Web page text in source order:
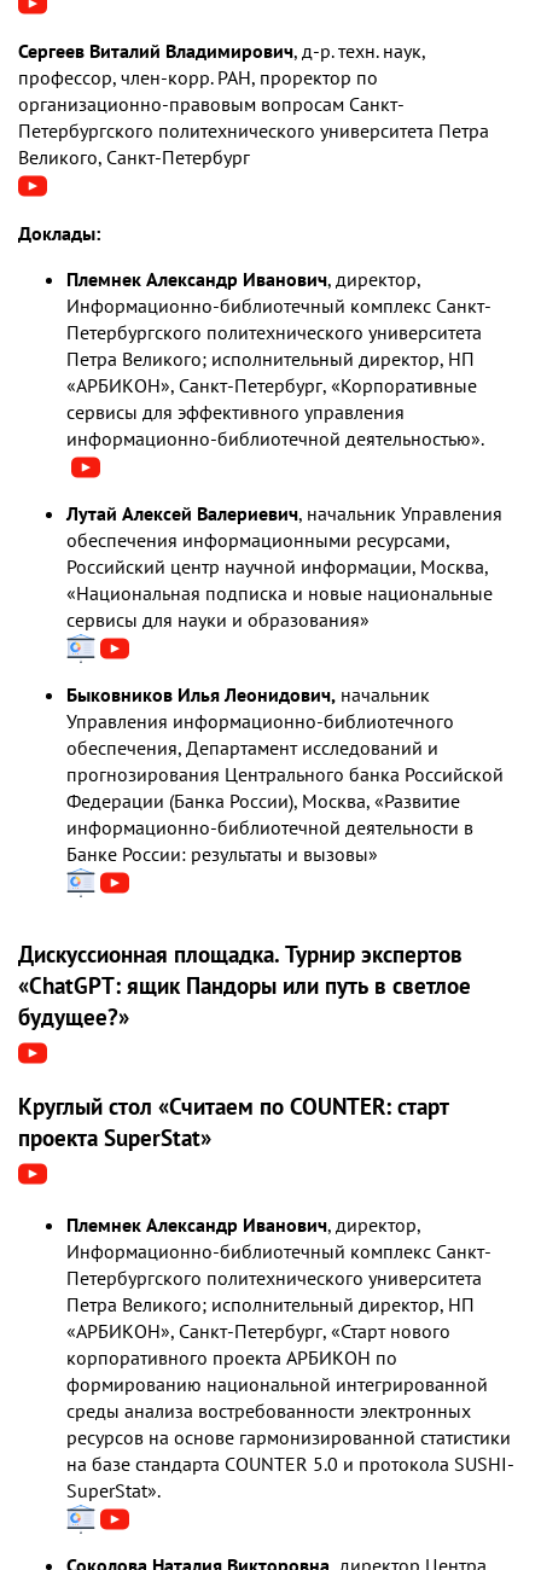
Сергеев Виталий Владимирович, д-р. техн. наук,
профессор, член-корр. РАН, проректор по
организационно-правовым вопросам Санкт-
Петербургского политехнического университета Петра
Великого, Санкт-Петербург
Доклады:
Племнек Александр Иванович, директор,
Информационно-библиотечный комплекс Санкт-
Петербургского политехнического университета
Петра Великого; исполнительный директор, НП
«АРБИКОН», Санкт-Петербург, «Корпоративные
сервисы для эффективного управления
информационно-библиотечной деятельностью».
Лутай Алексей Валериевич, начальник Управления
обеспечения информационными ресурсами,
Российский центр научной информации, Москва,
«Национальная подписка и новые национальные
сервисы для науки и образования»
Быковников Илья Леонидович, начальник
Управления информационно-библиотечного
обеспечения, Департамент исследований и
прогнозирования Центрального банка Российской
Федерации (Банка России), Москва, «Развитие
информационно-библиотечной деятельности в
Банке России: результаты и вызовы»
Дискуссионная площадка. Турнир экспертов
«ChatGPT: ящик Пандоры или путь в светлое
будущее?»
Круглый стол «Считаем по COUNTER: старт
проекта SuperStat»
Племнек Александр Иванович, директор,
Информационно-библиотечный комплекс Санкт-
Петербургского политехнического университета
Петра Великого; исполнительный директор, НП
«АРБИКОН», Санкт-Петербург, «Старт нового
корпоративного проекта АРБИКОН по
формированию национальной интегрированной
среды анализа востребованности электронных
ресурсов на основе гармонизированной статистики
на базе стандарта COUNTER 5.0 и протокола SUSHI-
SuperStat».
Соколова Наталия Викторовна, директор Центра